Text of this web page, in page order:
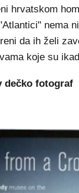
hrvatskom
nema
da ih želi
koje su
dečko fotograf